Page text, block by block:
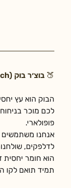
🍑 בוצ׳ר בוק (Finger Joint Beech)
הבוק הוא עץ
לכם מוכר
פופולארי.
לדלפקים,
הוא חומר יחסית
תמיד תואם לקו